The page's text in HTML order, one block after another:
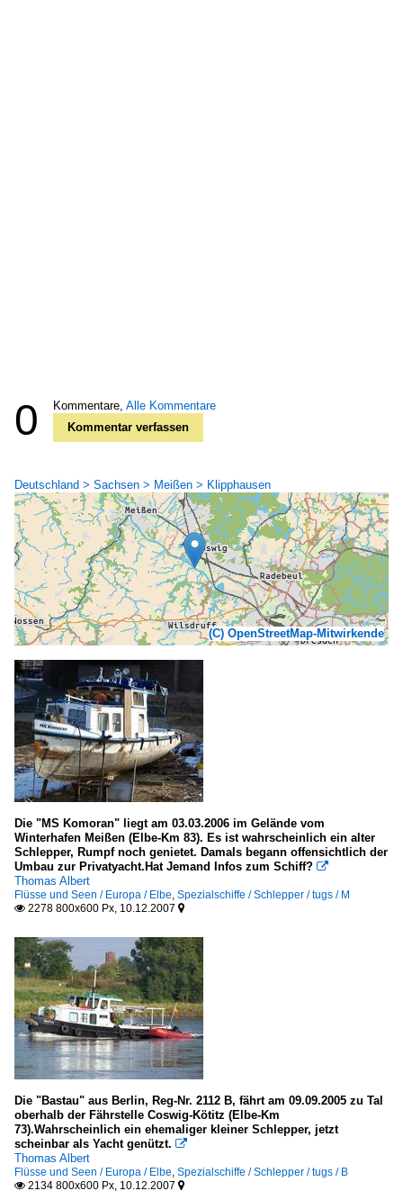
0 Kommentare, Alle Kommentare
Kommentar verfassen
Deutschland > Sachsen > Meißen > Klipphausen
(C) OpenStreetMap-Mitwirkende
Die "MS Komoran" liegt am 03.03.2006 im Gelände vom
Winterhafen Meißen (Elbe-Km 83). Es ist wahrscheinlich ein alter
Schlepper, Rumpf noch genietet. Damals begann offensichtlich der
Umbau zur Privatyacht.Hat Jemand Infos zum Schiff? 
Thomas Albert
Flüsse und Seen / Europa / Elbe, Spezialschiffe / Schlepper / tugs / M
 2278 800x600 Px, 10.12.2007 
Die "Bastau" aus Berlin, Reg-Nr. 2112 B, fährt am 09.09.2005 zu Tal
oberhalb der Fährstelle Coswig-Kötitz (Elbe-Km
73).Wahrscheinlich ein ehemaliger kleiner Schlepper, jetzt
scheinbar als Yacht genützt. 
Thomas Albert
Flüsse und Seen / Europa / Elbe, Spezialschiffe / Schlepper / tugs / B
 2134 800x600 Px, 10.12.2007 